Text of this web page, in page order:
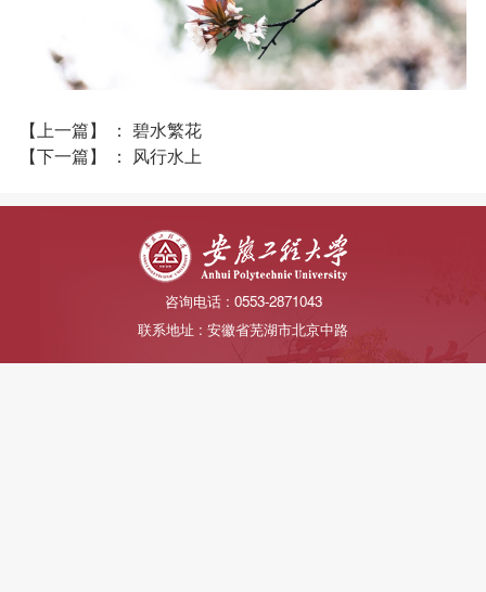
【上一篇】 ： 碧水繁花
【下一篇】
： 风行水上
咨询电话 : 0553-2871043
联系地址 : 安徽省芜湖市北京中路